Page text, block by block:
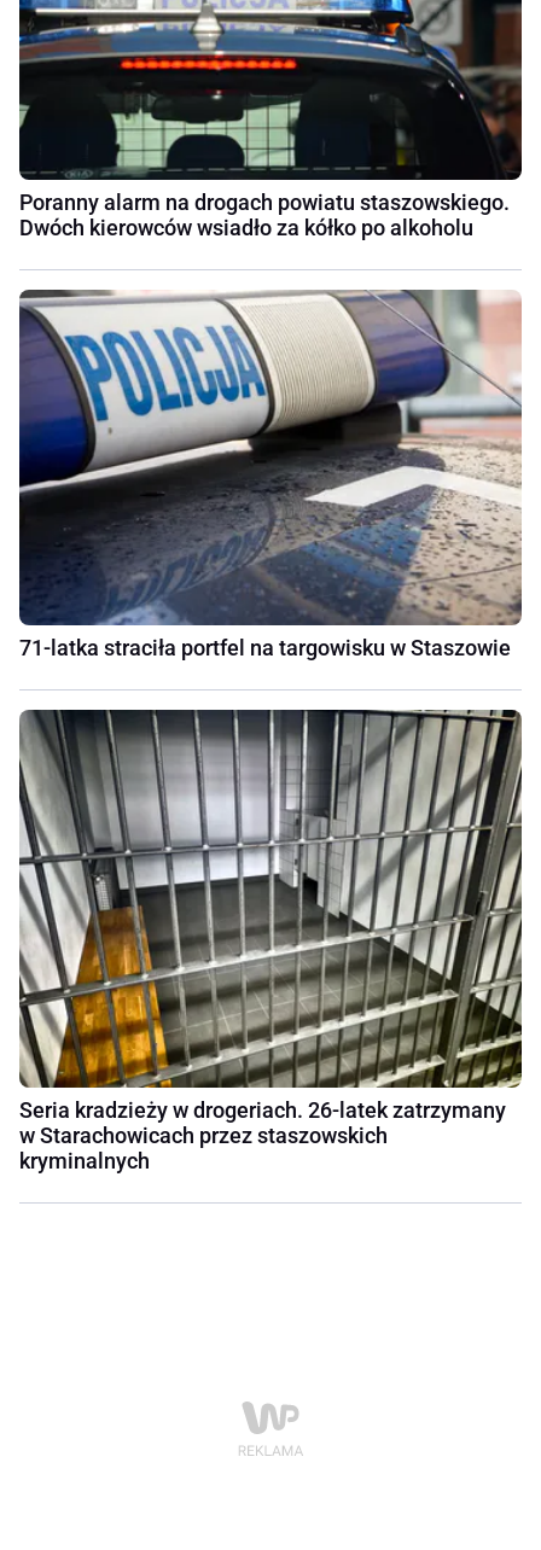
Poranny alarm na drogach powiatu staszowskiego.
Dwóch kierowców wsiadło za kółko po alkoholu
71-latka straciła portfel na targowisku w Staszowie
Seria kradzieży w drogeriach. 26-latek zatrzymany
w Starachowicach przez staszowskich
kryminalnych